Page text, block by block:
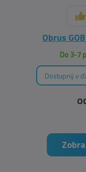
Obrus
Do 3-7
Dostupný v